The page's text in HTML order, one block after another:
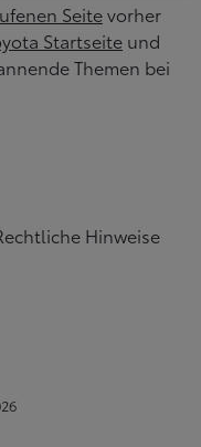
Seitevorher
Startseite und
Themen bei
Hinweise